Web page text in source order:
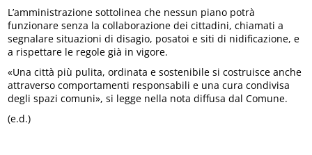
L’amministrazione sottolinea che nessun piano potrà
funzionare senza la collaborazione dei cittadini, chiamati a
segnalare situazioni di disagio, posatoi e siti di nidificazione, e
a rispettare le regole già in vigore.
«Una città più pulita, ordinata e sostenibile si costruisce anche
attraverso comportamenti responsabili e una cura condivisa
degli spazi comuni», si legge nella nota diffusa dal Comune.
(e.d.)